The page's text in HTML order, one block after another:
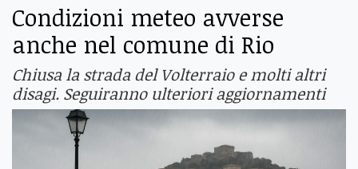
Condizioni meteo avverse
anche nel comune di Rio
Chiusa la strada del Volterraio e molti altri
disagi. Seguiranno ulteriori aggiornamenti